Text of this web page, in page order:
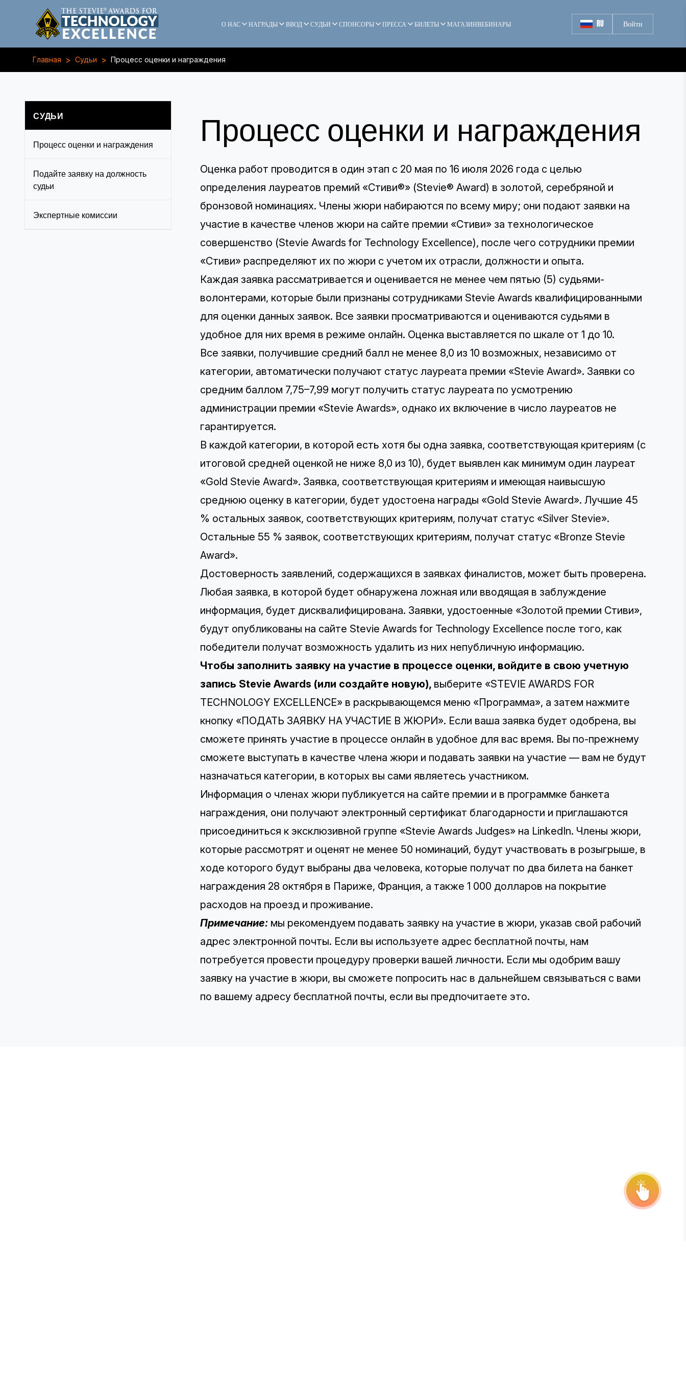
О НАС НАГРАДЫ ВВОД СУДЬИ СПОНСОРЫ ПРЕССА БИЛЕТЫ МАГАЗИНВЕБИНАРЫ RU Войти
Главная > Судьи > Процесс оценки и награждения
СУДЬИ
Процесс оценки и награждения
Подайте заявку на должность
судьи
Экспертные комиссии
Процесс оценки и награждения
Оценка работ проводится в один этап с 20 мая по 16 июля 2026 года с целью
определения лауреатов премий «Стиви®» (Stevie® Award) в золотой, серебряной и
бронзовой номинациях. Члены жюри набираются по всему миру; они подают заявки на
участие в качестве членов жюри на сайте премии «Стиви» за технологическое
совершенство (Stevie Awards for Technology Excellence), после чего сотрудники премии
«Стиви» распределяют их по жюри с учетом их отрасли, должности и опыта.
Каждая заявка рассматривается и оценивается не менее чем пятью (5) судьями-
волонтерами, которые были признаны сотрудниками Stevie Awards квалифицированными
для оценки данных заявок. Все заявки просматриваются и оцениваются судьями в
удобное для них время в режиме онлайн. Оценка выставляется по шкале от 1 до 10.
Все заявки, получившие средний балл не менее 8,0 из 10 возможных, независимо от
категории, автоматически получают статус лауреата премии «Stevie Award». Заявки со
средним баллом 7,75–7,99 могут получить статус лауреата по усмотрению
администрации премии «Stevie Awards», однако их включение в число лауреатов не
гарантируется.
В каждой категории, в которой есть хотя бы одна заявка, соответствующая критериям (с
итоговой средней оценкой не ниже 8,0 из 10), будет выявлен как минимум один лауреат
«Gold Stevie Award». Заявка, соответствующая критериям и имеющая наивысшую
среднюю оценку в категории, будет удостоена награды «Gold Stevie Award». Лучшие 45
% остальных заявок, соответствующих критериям, получат статус «Silver Stevie».
Остальные 55 % заявок, соответствующих критериям, получат статус «Bronze Stevie
Award».
Достоверность заявлений, содержащихся в заявках финалистов, может быть проверена.
Любая заявка, в которой будет обнаружена ложная или вводящая в заблуждение
информация, будет дисквалифицирована. Заявки, удостоенные «Золотой премии Стиви»,
будут опубликованы на сайте Stevie Awards for Technology Excellence после того, как
победители получат возможность удалить из них непубличную информацию.
Чтобы заполнить заявку на участие в процессе оценки, войдите в свою учетную
запись Stevie Awards (или создайте новую), выберите «STEVIE AWARDS FOR
TECHNOLOGY EXCELLENCE» в раскрывающемся меню «Программа», а затем нажмите
кнопку «ПОДАТЬ ЗАЯВКУ НА УЧАСТИЕ В ЖЮРИ». Если ваша заявка будет одобрена, вы
сможете принять участие в процессе онлайн в удобное для вас время. Вы по-прежнему
сможете выступать в качестве члена жюри и подавать заявки на участие — вам не будут
назначаться категории, в которых вы сами являетесь участником.
Информация о членах жюри публикуется на сайте премии и в программке банкета
награждения, они получают электронный сертификат благодарности и приглашаются
присоединиться к эксклюзивной группе «Stevie Awards Judges» на LinkedIn. Члены жюри,
которые рассмотрят и оценят не менее 50 номинаций, будут участвовать в розыгрыше, в
ходе которого будут выбраны два человека, которые получат по два билета на банкет
награждения 28 октября в Париже, Франция, а также 1 000 долларов на покрытие
расходов на проезд и проживание.
Примечание: мы рекомендуем подавать заявку на участие в жюри, указав свой рабочий
адрес электронной почты. Если вы используете адрес бесплатной почты, нам
потребуется провести процедуру проверки вашей личности. Если мы одобрим вашу
заявку на участие в жюри, вы сможете попросить нас в дальнейшем связываться с вами
по вашему адресу бесплатной почты, если вы предпочитаете это.